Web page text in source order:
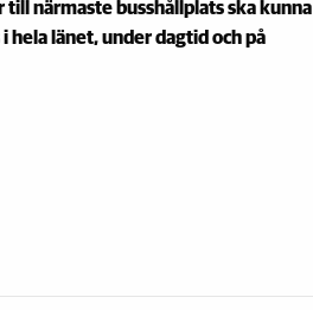
till närmaste busshållplats ska kunna
hela länet, under dagtid och på